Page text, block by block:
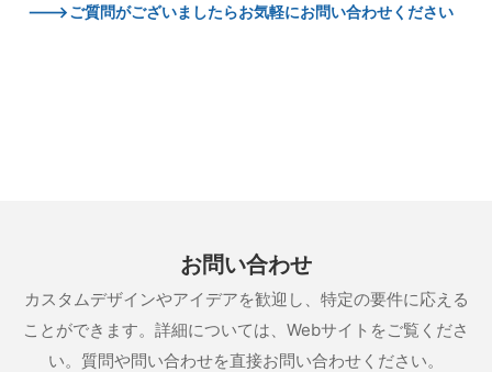
--->ご質問がございましたらお気軽にお問い合わせください
お問い合わせ
カスタムデザインやアイデアを歓迎し、特定の要件に応える
ことができます。詳細については、Webサイトをご覧くださ
い。質問や問い合わせを直接お問い合わせください。